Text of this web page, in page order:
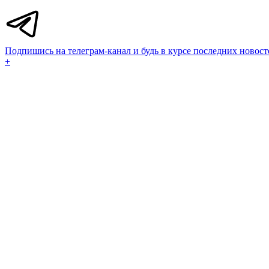
Подпишись на телеграм-канал и будь в курсе последних
+